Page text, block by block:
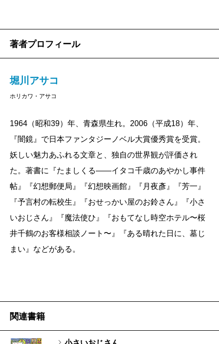
著者プロフィール
堀川アサコ
ホリカワ・アサコ
1964（昭和39）年、青森県生れ。2006（平成18）年、
『闇鏡』で日本ファンタジーノベル大賞優秀賞を受賞。
妖しい魅力あふれる文章と、独自の世界観が評価され
た。著書に『たましくる――イタコ千歳のあやかし事件
帖』『幻想郵便局』『幻想映画館』『月夜彥』『芳一』
『予言村の転校生』『おせっかい屋のお鈴さん』『小さ
いおじさん』『魔法使ひ』『おもてなし時空ホテル〜桜
井千鶴のお客様相談ノート〜』『ある晴れた日に、墓じ
まい』などがある。
関連書籍